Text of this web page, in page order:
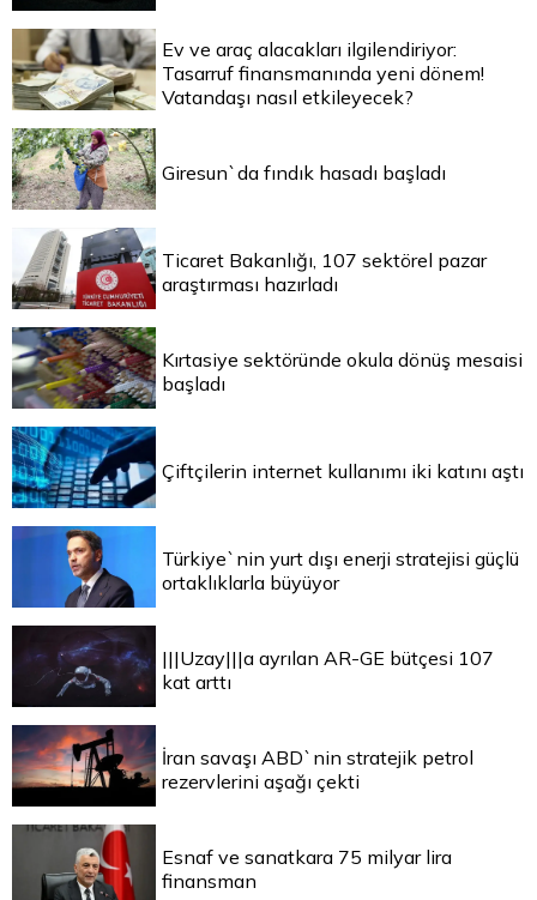
Ev ve araç alacakları ilgilendiriyor:
Tasarruf finansmanında yeni dönem!
Vatandaşı nasıl etkileyecek?
Giresun`da fındık hasadı başladı
Ticaret Bakanlığı, 107 sektörel pazar
araştırması hazırladı
Kırtasiye sektöründe okula dönüş mesaisi
başladı
Çiftçilerin internet kullanımı iki katını aştı
Türkiye`nin yurt dışı enerji stratejisi güçlü
ortaklıklarla büyüyor
|||Uzay|||a ayrılan AR-GE bütçesi 107
kat arttı
İran savaşı ABD`nin stratejik petrol
rezervlerini aşağı çekti
Esnaf ve sanatkara 75 milyar lira
finansman